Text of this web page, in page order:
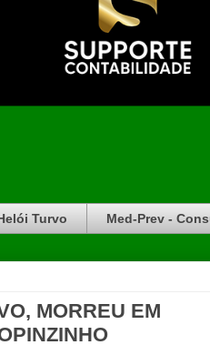
Turvo Med-Prev -
MORREU EM